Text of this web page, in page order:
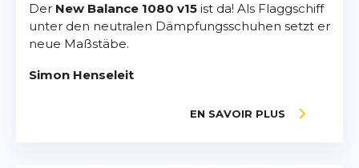
Der New Balance 1080 v15 ist da! Als Flaggschiff
unter den neutralen Dämpfungsschuhen setzt er
neue Maßstäbe.
Simon Henseleit
EN SAVOIR PLUS